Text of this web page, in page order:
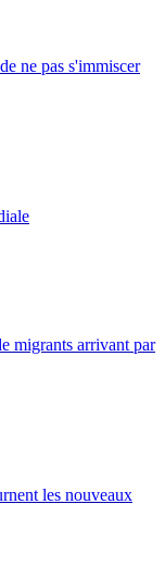
ne pas s'immiscer
migrants arrivant par
les nouveaux